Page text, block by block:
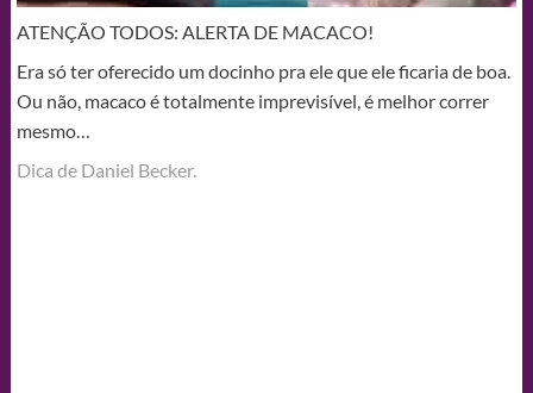
ATENÇÃO TODOS: ALERTA DE MACACO!
Era só ter oferecido um docinho pra ele que ele ficaria de boa.
Ou não, macaco é totalmente imprevisível, é melhor correr
mesmo…
Dica de Daniel Becker.